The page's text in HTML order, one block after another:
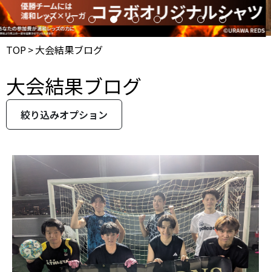
TOP>大会結果ブログ
大会結果ブログ
絞り込みオプション